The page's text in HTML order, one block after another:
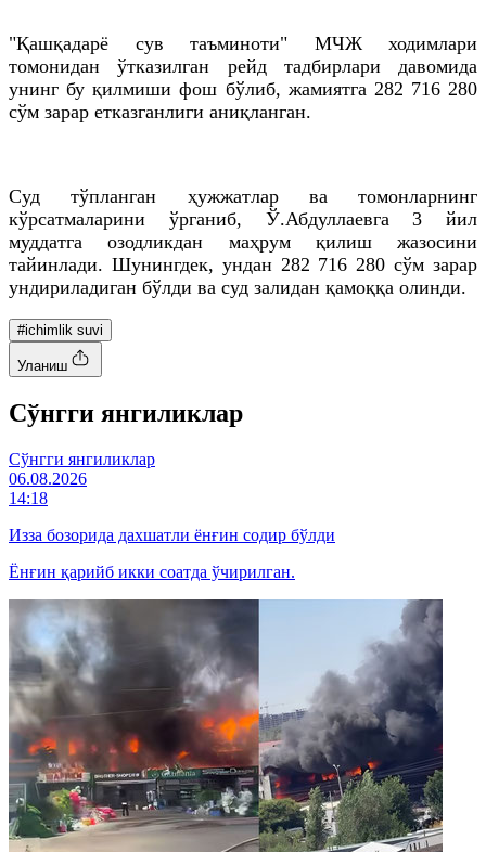
"Қашқадарё сув таъминоти" МЧЖ ходимлари
томонидан ўтказилган рейд тадбирлари давомида
унинг бу қилмиши фош бўлиб, жамиятга 282 716 280
сўм зарар етказганлиги аниқланган.
Суд тўпланган ҳужжатлар ва томонларнинг
кўрсатмаларини ўрганиб, Ў.Абдуллаевга 3 йил
муддатга озодликдан маҳрум қилиш жазосини
тайинлади. Шунингдек, ундан 282 716 280 сўм зарар
ундириладиган бўлди ва суд залидан қамоққа олинди.
#ichimlik suvi
Уланиш
Cўнгги янгиликлар
Cўнгги янгиликлар
06.08.2026
14:18
Изза бозорида дахшатли ёнғин содир бўлди
Ёнғин қарийб икки соатда ўчирилган.